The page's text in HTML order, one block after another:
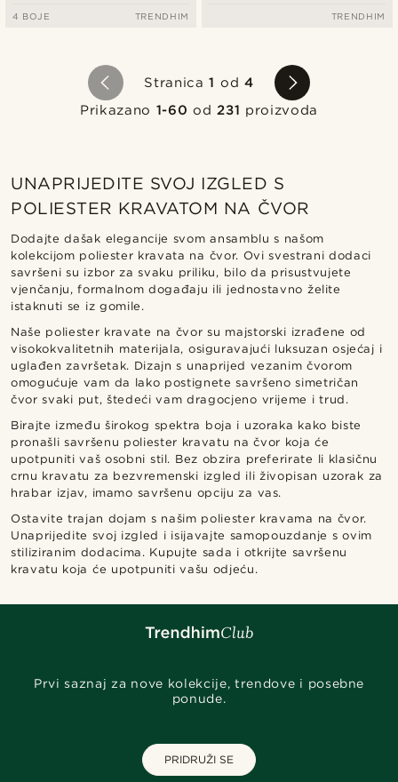
4 BOJE TRENDHIM TRENDHIM
Stranica1 od4
Prikazano 1-60 od231 proizvoda
UNAPRIJEDITE SVOJ IZGLED S
POLIESTER KRAVATOM NA ČVOR
Dodajte dašak elegancije svom ansamblu s našom
kolekcijom poliester kravata na čvor. Ovi svestrani dodaci
savršeni su izbor za svaku priliku, bilo da prisustvujete
vjenčanju, formalnom događaju ili jednostavno želite
istaknuti se iz gomile.
Naše poliester kravate na čvor su majstorski izrađene od
visokokvalitetnih materijala, osiguravajući luksuzan osjećaj i
uglađen završetak. Dizajn s unaprijed vezanim čvorom
omogućuje vam da lako postignete savršeno simetričan
čvor svaki put, štedeći vam dragocjeno vrijeme i trud.
Birajte između širokog spektra boja i uzoraka kako biste
pronašli savršenu poliester kravatu na čvor koja će
upotpuniti vaš osobni stil. Bez obzira preferirate li klasičnu
crnu kravatu za bezvremenski izgled ili živopisan uzorak za
hrabar izjav, imamo savršenu opciju za vas.
Ostavite trajan dojam s našim poliester kravama na čvor.
Unaprijedite svoj izgled i isijavajte samopouzdanje s ovim
stiliziranim dodacima. Kupujte sada i otkrijte savršenu
kravatu koja će upotpuniti vašu odjeću.
Prvi saznaj za nove kolekcije, trendove i posebne
ponude.
PRIDRUŽI SE